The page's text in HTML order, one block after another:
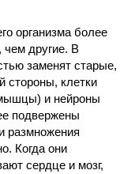
организма более
чем другие. В
заменят старые,
стороны, клетки
и нейроны
подвержены
размножения
Когда они
сердце и мозг,